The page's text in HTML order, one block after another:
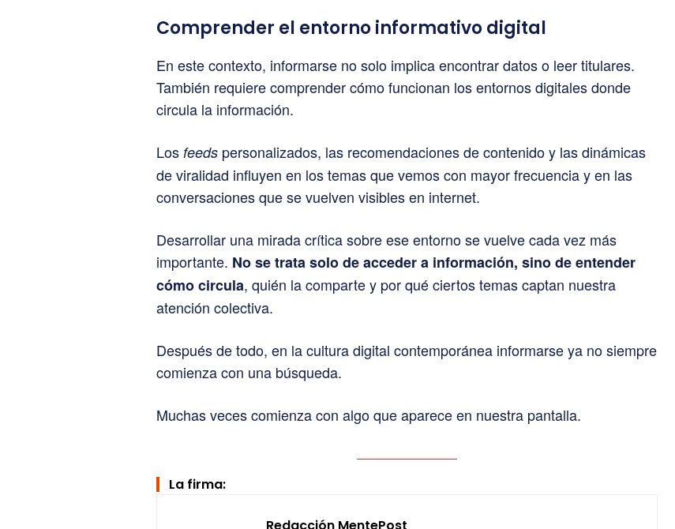
Comprender el entorno informativo digital
En este contexto, informarse no solo implica encontrar datos o leer titulares.
También requiere comprender cómo funcionan los entornos digitales donde
circula la información.
Los feeds personalizados, las recomendaciones de contenido y las dinámicas
de viralidad influyen en los temas que vemos con mayor frecuencia y en las
conversaciones que se vuelven visibles en internet.
Desarrollar una mirada crítica sobre ese entorno se vuelve cada vez más
importante. No se trata solo de acceder a información, sino de entender
cómo circula, quién la comparte y por qué ciertos temas captan nuestra
atención colectiva.
Después de todo, en la cultura digital contemporánea informarse ya no siempre
comienza con una búsqueda.
Muchas veces comienza con algo que aparece en nuestra pantalla.
La firma: